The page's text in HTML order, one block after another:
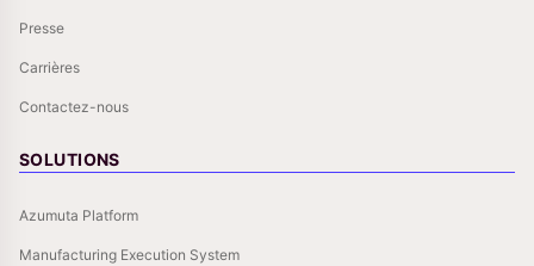
Presse
Carrières
Contactez-nous
SOLUTIONS
Azumuta Platform
Manufacturing Execution System